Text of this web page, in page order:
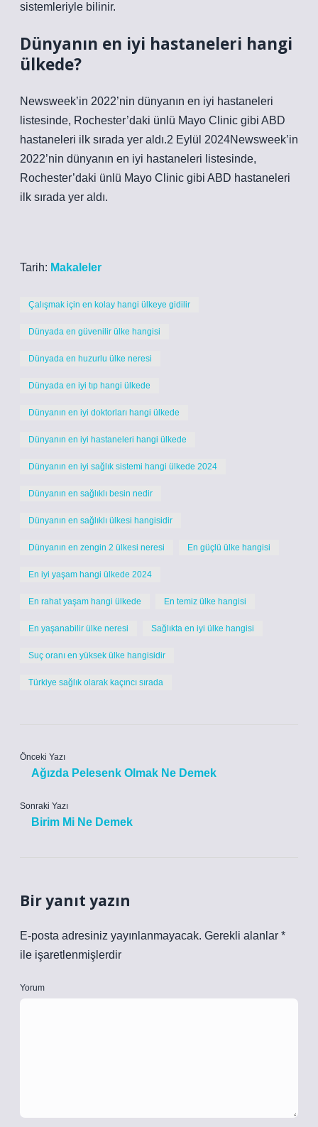
sistemleriyle bilinir.
Dünyanın en iyi hastaneleri hangi
ülkede?
Newsweek’in 2022’nin dünyanın en iyi hastaneleri
listesinde, Rochester’daki ünlü Mayo Clinic gibi ABD
hastaneleri ilk sırada yer aldı.2 Eylül 2024Newsweek’in
2022’nin dünyanın en iyi hastaneleri listesinde,
Rochester’daki ünlü Mayo Clinic gibi ABD hastaneleri
ilk sırada yer aldı.
Tarih: Makaleler
Çalışmak için en kolay hangi ülkeye gidilir
Dünyada en güvenilir ülke hangisi
Dünyada en huzurlu ülke neresi
Dünyada en iyi tıp hangi ülkede
Dünyanın en iyi doktorları hangi ülkede
Dünyanın en iyi hastaneleri hangi ülkede
Dünyanın en iyi sağlık sistemi hangi ülkede 2024
Dünyanın en sağlıklı besin nedir
Dünyanın en sağlıklı ülkesi hangisidir
Dünyanın en zengin 2 ülkesi neresi En güçlü ülke hangisi
En iyi yaşam hangi ülkede 2024
En rahat yaşam hangi ülkede En temiz ülke hangisi
En yaşanabilir ülke neresi Sağlıkta en iyi ülke hangisi
Suç oranı en yüksek ülke hangisidir
Türkiye sağlık olarak kaçıncı sırada
Önceki Yazı
Ağızda Pelesenk Olmak Ne Demek
Sonraki Yazı
Birim Mi Ne Demek
Bir yanıt yazın
E-posta adresiniz yayınlanmayacak. Gerekli alanlar *
ile işaretlenmişlerdir
Yorum